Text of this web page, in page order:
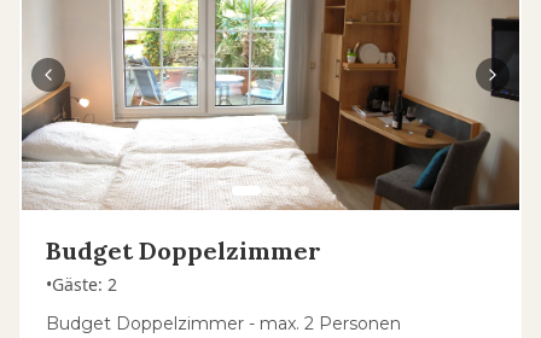
Budget Doppelzimmer
•Gäste: 2
Budget Doppelzimmer - max. 2 Personen